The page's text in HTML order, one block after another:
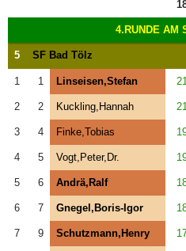
4.RUNDE AM
5 SF Bad Tölz
1 1 Linseisen,Stefan
2 2 Kuckling,Hannah
3 4 Finke,Tobias
4 5 Vogt,Peter,Dr.
5 6 Andrä,Ralf
6 7 Gnegel,Boris-Igor
7 9 Schutzmann,Henry